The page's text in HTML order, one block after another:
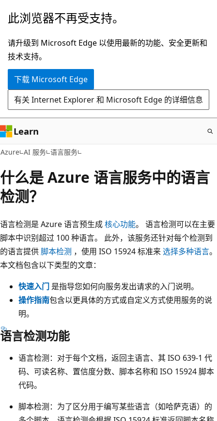
跳
主
要
内
此浏览器不再受支持。
请升级到 Microsoft Edge 以使用最新的功能、安全更新和
技术支持。
下载 Microsoft Edge
有关 Internet Explorer 和 Microsoft Edge 的详细信息
Learn
Azure AI 服务 语言服务
什么是 Azure 语言服务中的语言
检测？
语言检测是 Azure 语言预生成核心功能。 语言检测可以在主要
脚本中识别超过 100 种语言。 此外，该服务还针对每个检测到
的语言提供 脚本检测 ，使用 ISO 15924 标准来选择多种语言。
本文档包含以下类型的文章：
快速入门 是指导您如何向服务发出请求的入门说明。
操作指南包含以更具体的方式或自定义方式使用服务的说
明。
语言检测功能
语言检测：对于每个文档，返回主语言、其 ISO 639-1 代
码、可读名称、置信度分数、脚本名称和 ISO 15924 脚本
代码。
脚本检测：为了区分用于编写某些语言（如哈萨克语）的